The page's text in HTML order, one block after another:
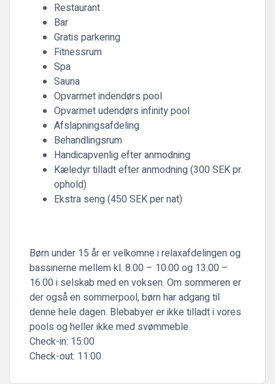
Restaurant
Bar
Gratis parkering
Fitnessrum
Spa
Sauna
Opvarmet indendørs pool
Opvarmet udendørs infinity pool
Afslapningsafdeling
Behandlingsrum
Handicapvenlig efter anmodning
Kæledyr tilladt efter anmodning (300 SEK pr.
ophold)
Ekstra seng (450 SEK per nat)
Børn under 15 år er velkomne i relaxafdelingen og
bassinerne mellem kl. 8.00 – 10.00 og 13.00 –
16.00 i selskab med en voksen. Om sommeren er
der også en sommerpool, børn har adgang til
denne hele dagen. Blebabyer er ikke tilladt i vores
pools og heller ikke med svømmeble.
Check-in: 15:00
Check-out: 11:00